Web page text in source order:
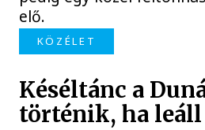
elő.
KÖZÉLET
Késéltánc a
történik, ha leáll